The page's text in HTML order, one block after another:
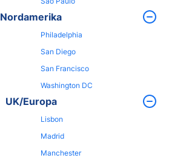
Nordamerika
Philadelphia
San Diego
San Francisco
Washington DC
UK/Europa
Lisbon
Madrid
Manchester